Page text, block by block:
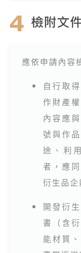
應依申請內容
●
自行取
作財產
內容應
號與作
途、利
者，應
衍生品企
●
開發衍
書（含
能材質